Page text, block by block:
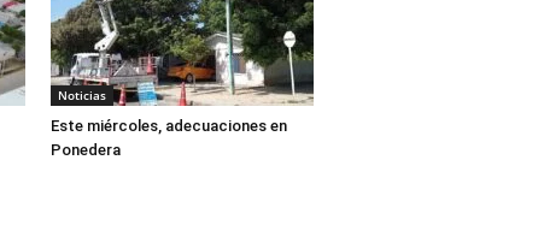
Noticias
Este miércoles, adecuaciones en
Ponedera